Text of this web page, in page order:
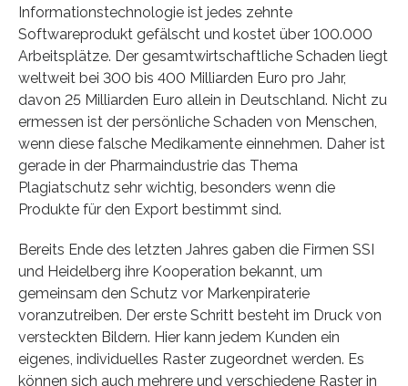
Informationstechnologie ist jedes zehnte
Softwareprodukt gefälscht und kostet über 100.000
Arbeitsplätze. Der gesamtwirtschaftliche Schaden liegt
weltweit bei 300 bis 400 Milliarden Euro pro Jahr,
davon 25 Milliarden Euro allein in Deutschland. Nicht zu
ermessen ist der persönliche Schaden von Menschen,
wenn diese falsche Medikamente einnehmen. Daher ist
gerade in der Pharmaindustrie das Thema
Plagiatschutz sehr wichtig, besonders wenn die
Produkte für den Export bestimmt sind.
Bereits Ende des letzten Jahres gaben die Firmen SSI
und Heidelberg ihre Kooperation bekannt, um
gemeinsam den Schutz vor Markenpiraterie
voranzutreiben. Der erste Schritt besteht im Druck von
versteckten Bildern. Hier kann jedem Kunden ein
eigenes, individuelles Raster zugeordnet werden. Es
können sich auch mehrere und verschiedene Raster in